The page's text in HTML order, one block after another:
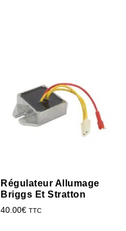
Régulateur Allumage
Briggs Et Stratton
40.00€ TTC